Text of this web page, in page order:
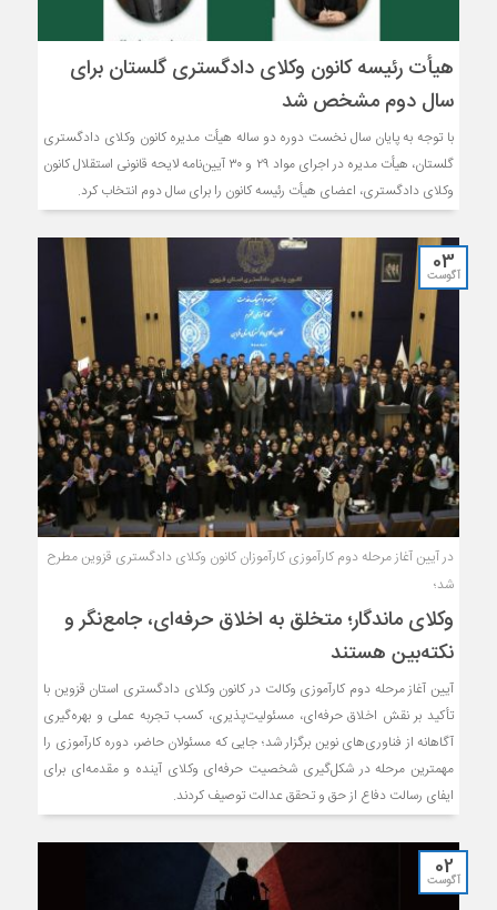
هیأت ‌رئیسه کانون وکلای دادگستری گلستان برای
سال دوم مشخص شد
با توجه به پایان سال نخست دوره دو ساله هیأت‌ مدیره کانون وکلای دادگستری
گلستان، هیأت ‌مدیره در اجرای مواد ۲۹ و ۳۰ آیین‌نامه لایحه قانونی استقلال کانون
وکلای دادگستری، اعضای هیأت ‌رئیسه کانون را برای سال دوم انتخاب کرد.
03
آگوست
در آیین آغاز مرحله دوم کارآموزی کارآموزان کانون وکلای دادگستری قزوین مطرح
شد؛
وکلای ماندگار؛ متخلق به اخلاق حرفه‌ای، جامع‌نگر و
نکته‌بین هستند
آیین آغاز مرحله دوم کارآموزی وکالت در کانون وکلای دادگستری استان قزوین با
تأکید بر نقش اخلاق حرفه‌ای، مسئولیت‌پذیری، کسب تجربه عملی و بهره‌گیری
آگاهانه از فناوری‌های نوین برگزار شد؛ جایی که مسئولان حاضر، دوره کارآموزی را
مهمترین مرحله در شکل‌گیری شخصیت حرفه‌ای وکلای آینده و مقدمه‌ای برای
ایفای رسالت دفاع از حق و تحقق عدالت توصیف کردند.
02
آگوست